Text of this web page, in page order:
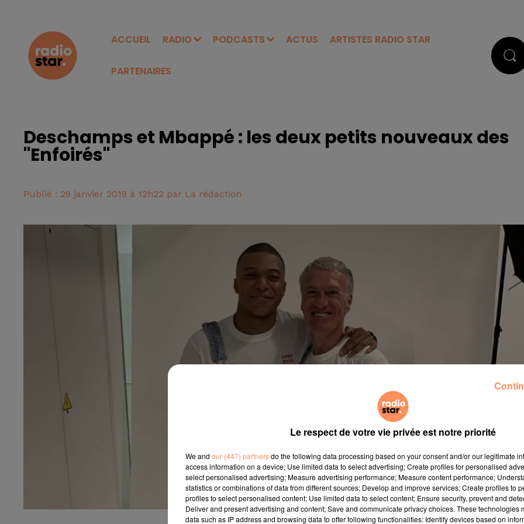
ACCUEIL RADIO PODCASTS ACTUS ARTISTES RADIO STAR
PARTENAIRES
Deschamps et Mbappé : les deux petits nouveaux des
"Enfoirés"
Publié : 29 janvier 2019 à 12h22 par La rédaction
Le respect de votre vie privée est notre priorité
We and our (447) partnersdo the following data processing based on your consent and/or our legitimate
access information on a device; Use limited data to select advertising; Create profiles for personalised
select personalised advertising; Measure advertising performance; Measure content performance;
statistics or combinations of data from different sources; Develop and improve services; Create profiles to
profiles to select personalised content; Use limited data to select content; Ensure security, prevent and
Deliver and present advertising and content; Save and communicate privacy choices. These technologies
data such as IP address and browsing data to offer following functionalities: Identify devices based on